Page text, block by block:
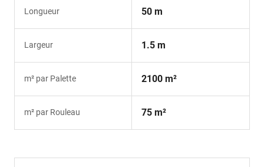
Longueur 50 m
Largeur 1.5 m
m² par Palette 2100 m²
m² par Rouleau 75 m²